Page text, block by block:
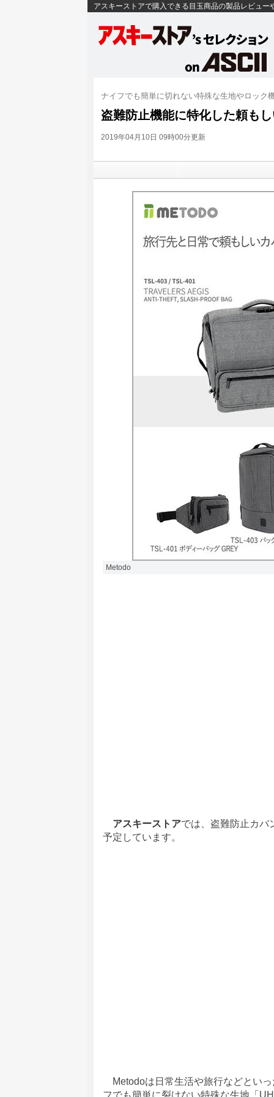
アスキーストアで購入できる目玉商品の製品レビュ
ナイフでも簡単に切れない特殊な生地やロック
盗難防止機能に特化した頼も
2019年04月10日 09時00分更新
Metodo
アスキーストアでは、盗難防止カバ
予定しています。
Metodoは日常生活や旅行などとい
フでも簡単に裂けない特殊な生地「